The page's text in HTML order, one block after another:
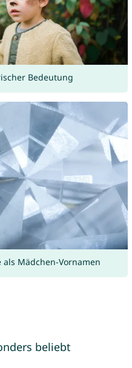
Bedeutung
Mädchen-Vornamen
beliebt